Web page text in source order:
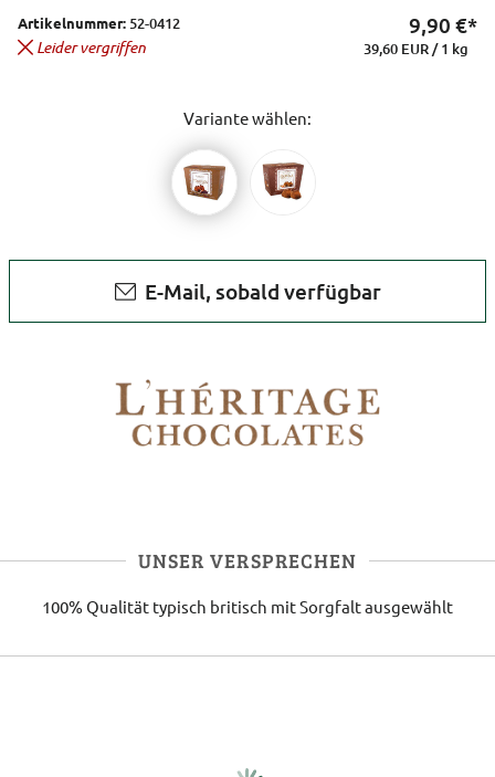
Artikelnummer: 52-0412
Leider vergriffen
9,90 €*
39,60 EUR / 1 kg
Variante wählen:
E-Mail, sobald verfügbar
UNSER VERSPRECHEN
100% Qualität typisch britisch mit Sorgfalt ausgewählt